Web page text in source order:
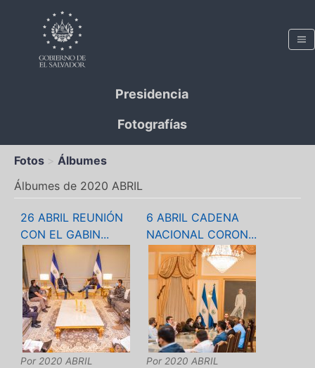
Presidencia
Fotografías
Fotos
Álbumes
Álbumes de 2020 ABRIL
26 ABRIL REUNIÓN
CON EL GABIN...
Por 2020 ABRIL
6 ABRIL CADENA
NACIONAL CORON...
Por 2020 ABRIL